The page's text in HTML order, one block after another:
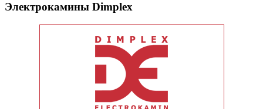
Электрокамины Dimplex